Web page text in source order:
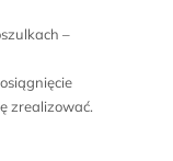
–
zrealizować.